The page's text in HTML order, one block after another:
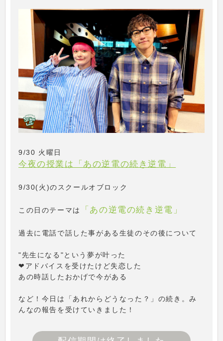
9/30 火曜日
今夜の授業は「あの逆電の続き逆電」
9/30(火)のスクールオブロック
この日のテーマは 「あの逆電の続き逆電」
過去に電話で話した事がある生徒のその後について
"先生になる"という夢が叶った
❤アドバイスを受けたけど失恋した
あの時話したおかげで今がある
など！今日は「あれからどうなった？」の続き。み
んなの報告を受けていきました！